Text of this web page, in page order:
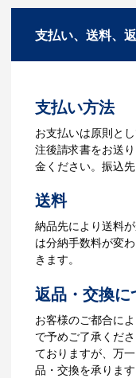
タマイズが可能で
お見積を弊社から
3.発注・デー
ら、ご注文書をお送
【名入れをする場
ータをご入稿頂き
ータでご確認いた
4.納品
【名入れをする場
３週間程度で納品
【名入れなしの場
～5営業日程度で納
ご
支払い、送料、
支払い方法
お支払いは原則と
注後請求書をお送
金ください。振込
送料
納品先により送料
は分納手数料が変
きます。
返品・交換に
お客様のご都合に
で予めご了承くだ
ておりますが、万
品・交換を承ります